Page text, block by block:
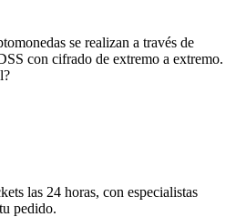
se realizan a través de
con cifrado de extremo a extremo.
las 24 horas, con especialistas
pedido.